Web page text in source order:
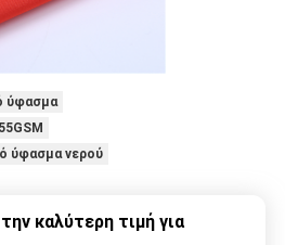
ύφασμα
ύφασμα νερού
καλύτερη τιμή για